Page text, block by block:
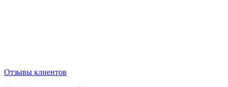
Отзывы клиентов